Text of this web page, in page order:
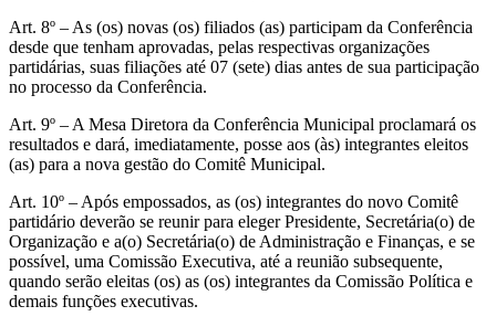
Art. 8º – As (os) novas (os) filiados (as) participam da Conferência
desde que tenham aprovadas, pelas respectivas organizações
partidárias, suas filiações até 07 (sete) dias antes de sua participação
no processo da Conferência.
Art. 9º – A Mesa Diretora da Conferência Municipal proclamará os
resultados e dará, imediatamente, posse aos (às) integrantes eleitos
(as) para a nova gestão do Comitê Municipal.
Art. 10º – Após empossados, as (os) integrantes do novo Comitê
partidário deverão se reunir para eleger Presidente, Secretária(o) de
Organização e a(o) Secretária(o) de Administração e Finanças, e se
possível, uma Comissão Executiva, até a reunião subsequente,
quando serão eleitas (os) as (os) integrantes da Comissão Política e
demais funções executivas.